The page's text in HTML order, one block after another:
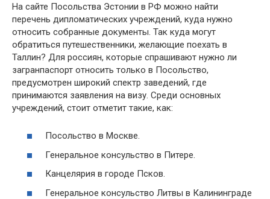
На сайте Посольства Эстонии в РФ можно найти
перечень дипломатических учреждений, куда нужно
относить собранные документы. Так куда могут
обратиться путешественники, желающие поехать в
Таллин? Для россиян, которые спрашивают нужно ли
загранпаспорт относить только в Посольство,
предусмотрен широкий спектр заведений, где
принимаются заявления на визу. Среди основных
учреждений, стоит отметит такие, как:
Посольство в Москве.
Генеральное консульство в Питере.
Канцелярия в городе Псков.
Генеральное консульство Литвы в Калининграде